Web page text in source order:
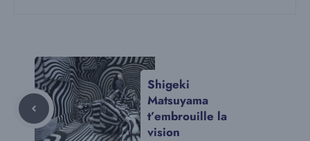
Shigeki
Matsuyama
t’embrouille la
vision